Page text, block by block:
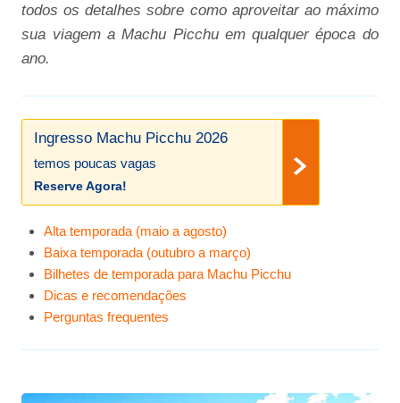
todos os detalhes sobre como aproveitar ao máximo
sua viagem a Machu Picchu em qualquer época do
ano.
Ingresso Machu Picchu 2026
temos poucas vagas
Reserve Agora!
Alta temporada (maio a agosto)
Baixa temporada (outubro a março)
Bilhetes de temporada para Machu Picchu
Dicas e recomendações
Perguntas frequentes